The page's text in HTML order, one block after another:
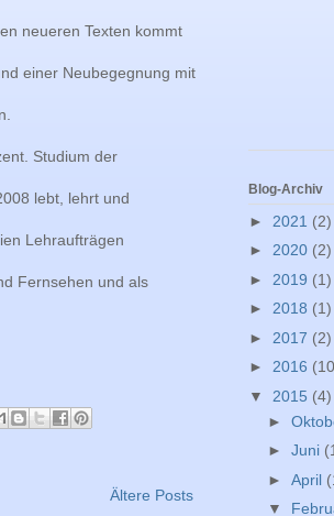
neueren Texten kommt
einer Neubegegnung mit
Studium der
lebt, lehrt und
Lehraufträgen
Fernsehen und als
Ältere Posts
Blog-Archiv
► 2021 (2)
► 2020 (2)
► 2019 (1)
► 2018 (1)
► 2017 (2)
► 2016
▼ 2015 (4)
►
► Juni
► April
▼